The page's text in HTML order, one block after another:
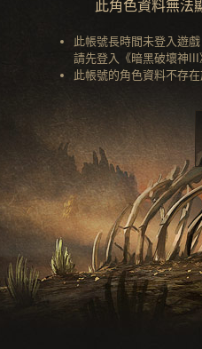
此角色資料無法
此帳號長時間未登入遊
請先登入《暗黑破壞神III
此帳號的角色資料不存